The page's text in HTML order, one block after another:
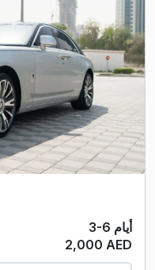
3-6 أيام
2,000 AED